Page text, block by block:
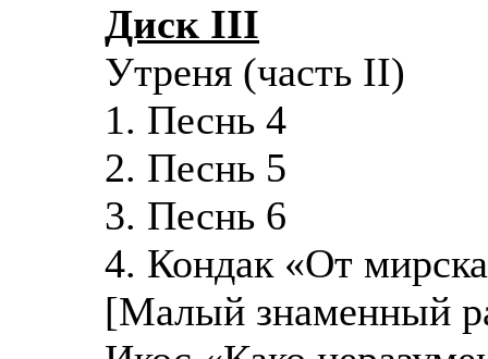
Диск III
Утреня (часть II)
1. Песнь 4
2. Песнь 5
3. Песнь 6
4. Кондак «От
[Малый знаменный